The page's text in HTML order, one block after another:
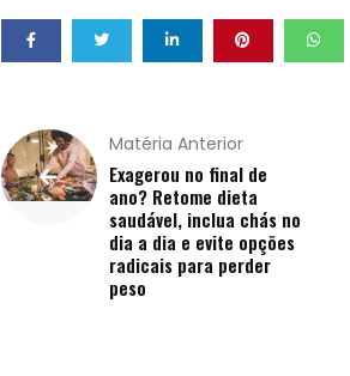
Qualidade
Vida
Sexualidade
Variedades
Matéria Anterior
Exagerou no final de
ano? Retome dieta
saudável, inclua chás no
dia a dia e evite opções
radicais para perder
peso